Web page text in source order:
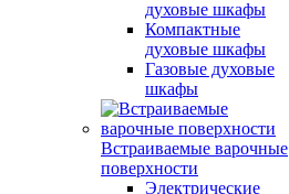
духовые шкафы
Компактные
духовые шкафы
Газовые духовые
шкафы
Встраиваемые варочные
поверхности
Электрические